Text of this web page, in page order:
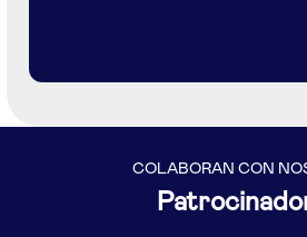
COLABORAN CON